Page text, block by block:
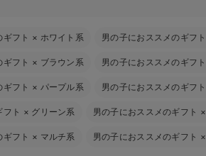
フト × ホワイト系 男の子におススメのギフト
フト × ブラウン系 男の子におススメのギフト
フト × パープル系 男の子におススメのギフト
ト × グリーン系 男の子におススメのギフト ×
フト × マルチ系 男の子におススメのギフト ×